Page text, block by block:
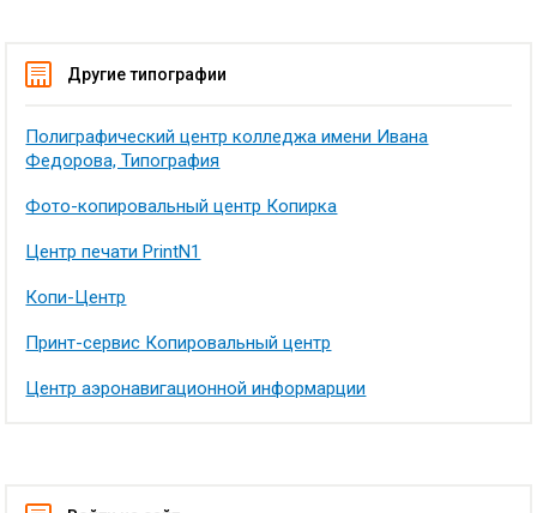
Другие типографии
Полиграфический центр колледжа имени Ивана
Федорова, Типография
Фото-копировальный центр Копирка
Центр печати PrintN1
Копи-Центр
Принт-сервис Копировальный центр
Центр аэронавигационной информарции